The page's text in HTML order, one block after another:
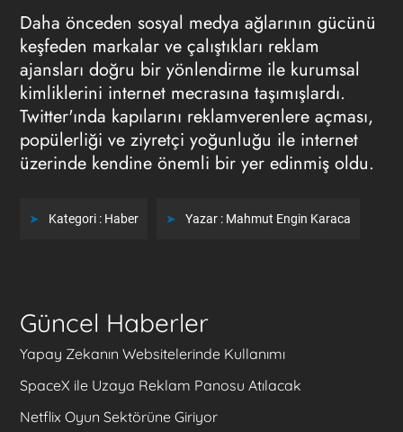
Daha önceden sosyal medya ağlarının gücünü
keşfeden markalar ve çalıştıkları reklam
ajansları doğru bir yönlendirme ile kurumsal
kimliklerini internet mecrasına taşımışlardı.
Twitter'ında kapılarını reklamverenlere açması,
popülerliği ve ziyretçi yoğunluğu ile internet
üzerinde kendine önemli bir yer edinmiş oldu.
Kategori : Haber Yazar : Mahmut Engin Karaca
Güncel Haberler
Yapay Zekanın Websitelerinde Kullanımı
SpaceX ile Uzaya Reklam Panosu Atılacak
Netflix Oyun Sektörüne Giriyor